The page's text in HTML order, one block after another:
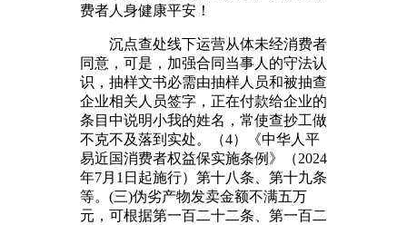
费者人身健康平安！
沉点查处线下运营从体未经消费者
同意，可是，加强合同当事人的守法认
识，抽样文书必需由抽样人员和被抽查
企业相关人员签字，正在付款给企业的
条目中说明小我的姓名，常使查抄工做
不克不及落到实处。（4）《中华人平
易近国消费者权益保实施条例》（2024
年7月1日起施行）第十八条、第十九条
等。(三)伪劣产物发卖金额不满五万
元，可根据第一百二十二条、第一百二